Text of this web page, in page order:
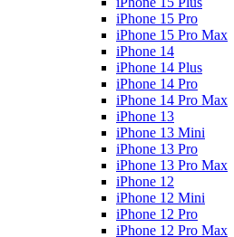
iPhone 15 Pro
iPhone 15 Pro Max
iPhone 14
iPhone 14 Plus
iPhone 14 Pro
iPhone 14 Pro Max
iPhone 13
iPhone 13 Mini
iPhone 13 Pro
iPhone 13 Pro Max
iPhone 12
iPhone 12 Mini
iPhone 12 Pro
iPhone 12 Pro Max